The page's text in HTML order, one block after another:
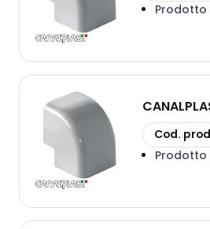
copia
Cod.